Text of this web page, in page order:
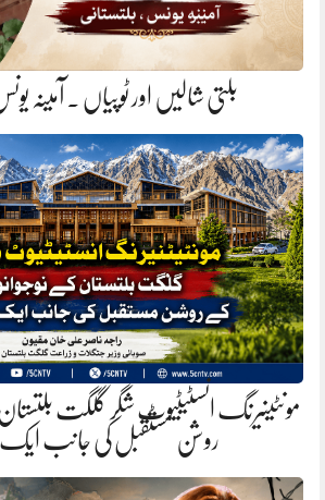
بلتی شالیں اور ٹوپیاں . آمینہ
مونٹینیرنگ انسٹیٹیوٹ شگر گلگت
روشن مستقبل کی جانب